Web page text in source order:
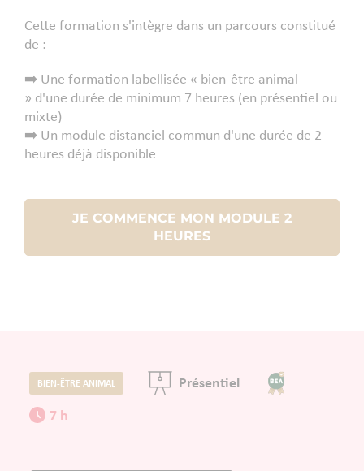
Cette formation s'intègre dans un parcours constitué
de :
➡️ Une formation labellisée « bien-être animal
» d'une durée de minimum 7 heures (en présentiel ou
mixte)
➡️ ​Un module distanciel commun d'une durée de 2
heures déjà disponible
JE COMMENCE MON MODULE 2
HEURES
BIEN-ÊTRE ANIMAL Présentiel
7 h